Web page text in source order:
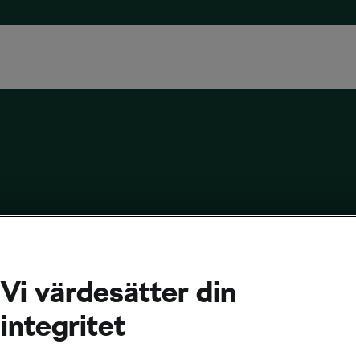
Namn:
Melina Nordström
Instagram:melojni
Vi värdesätter din
integritet